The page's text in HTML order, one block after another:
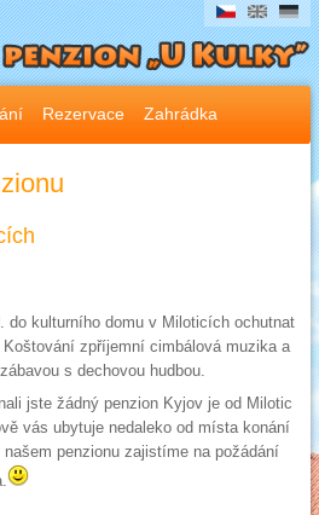
Rezervace Zahrádka
do kulturního domu v Miloticích ochutnat
zpříjemní cimbálová muzika a
s dechovou hudbou.
jste žádný penzion Kyjov je od Milotic
vás ubytuje nedaleko od místa konání
penzionu zajistíme na požádání